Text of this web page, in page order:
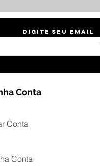
Digite seu Email
Conta
Conta
Conta